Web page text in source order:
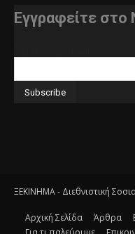
Εγγραφείτε
ΞΕΚΙΝΗΜΑ - Διεθνιστική
Αρχική Σελίδα Άρθρα